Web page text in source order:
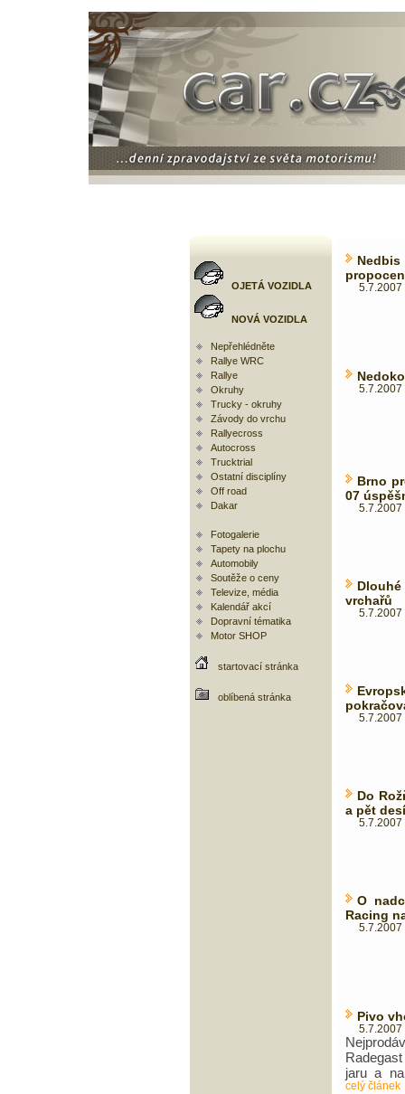
OJETÁ VOZIDLA
NOVÁ VOZIDLA
Nepřehlédněte
Rallye WRC
Rallye
Okruhy
Trucky - okruhy
Závody do vrchu
Rallyecross
Autocross
Trucktrial
Ostatní disciplíny
Off road
Dakar
Fotogalerie
Tapety na plochu
Automobily
Soutěže o ceny
Televize, média
Kalendář akcí
Dopravní tématika
Motor SHOP
startovací stránka
oblíbená stránka
5.7.2007
5.7.2007
Brno
07
5.7.2007
vrchařů
5.7.2007
5.7.2007
Do
a pět
5.7.2007
O
Racing
5.7.2007
Pivo
5.7.2007
jaru a
celý článek